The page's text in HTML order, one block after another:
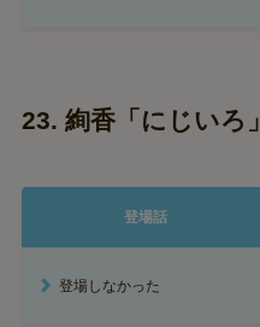
23. 絢香「にじいろ」
登場話
登場しなかった